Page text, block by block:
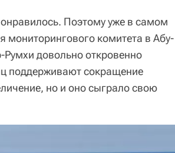
Поэтому уже в самом
мониторингового комитета в Абу-
довольно откровенно
поддерживают сокращение
но и оно сыграло свою